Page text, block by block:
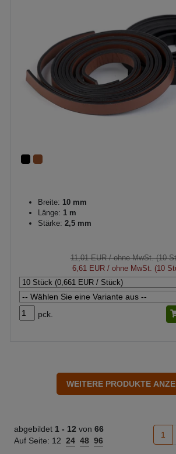
Breite: 10 mm
Länge: 1 m
Stärke: 2,5 mm
11,01 EUR/ ohne MwSt. (10
6,61 EUR/ ohne MwSt. (10
pck.
abgebildet 1 - 12 von 66
Auf Seite: 12 24 48 96
1